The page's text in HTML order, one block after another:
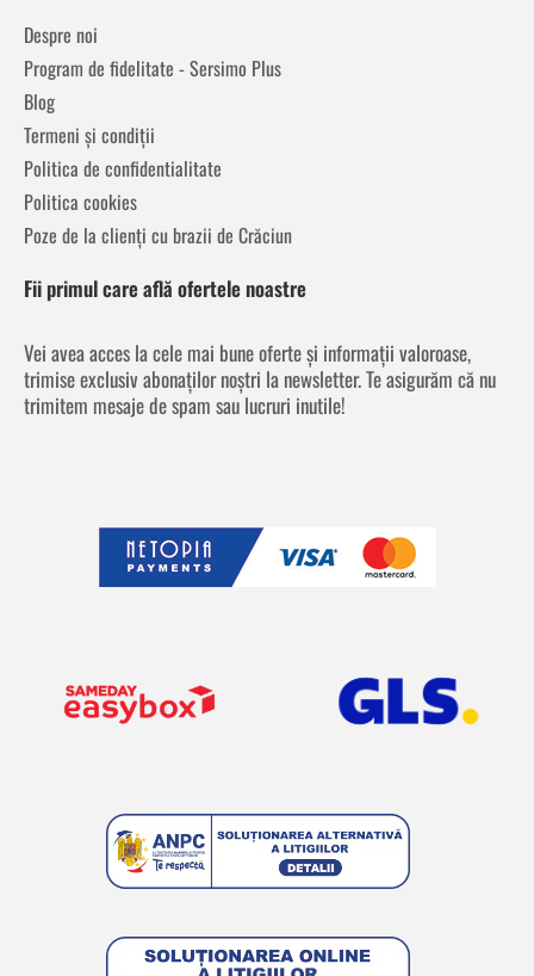
Despre noi
Program de fidelitate - Sersimo Plus
Blog
Termeni și condiții
Politica de confidentialitate
Politica cookies
Poze de la clienți cu brazii de Crăciun
Fii primul care află ofertele noastre
Vei avea acces la cele mai bune oferte și informații valoroase,
trimise exclusiv abonaților noștri la newsletter. Te asigurăm că nu
trimitem mesaje de spam sau lucruri inutile!